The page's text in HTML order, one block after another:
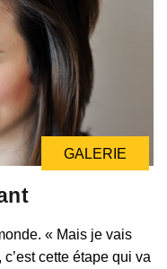
GALERIE
« Mais je vais
cette étape qui va